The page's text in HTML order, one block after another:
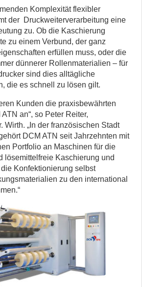
Komplexität flexibler
der Druckweiterverarbeitung eine
zu. Ob die Kaschierung
zu einem Verbund, der ganz
erfüllen muss, oder die
dünnerer Rollenmaterialien – für
sind dies alltägliche
die es schnell zu lösen gilt.
Kunden die praxisbewährten
an“, so Peter Reiter,
Wirth. „In der französischen Stadt
DCM ATN seit Jahrzehnten mit
Portfolio an Maschinen für die
lösemittelfreie Kaschierung und
Konfektionierung selbst
zu den international